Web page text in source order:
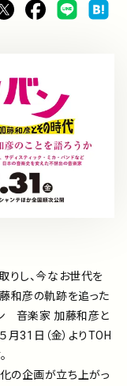
利用申込
りし、今なお世代を
和彦の軌跡を追った
ン 音楽家 加藤和彦と
月31日（金）よりTOH
の企画が立ち上がっ